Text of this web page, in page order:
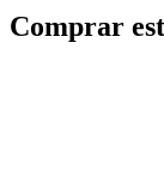
Comprar